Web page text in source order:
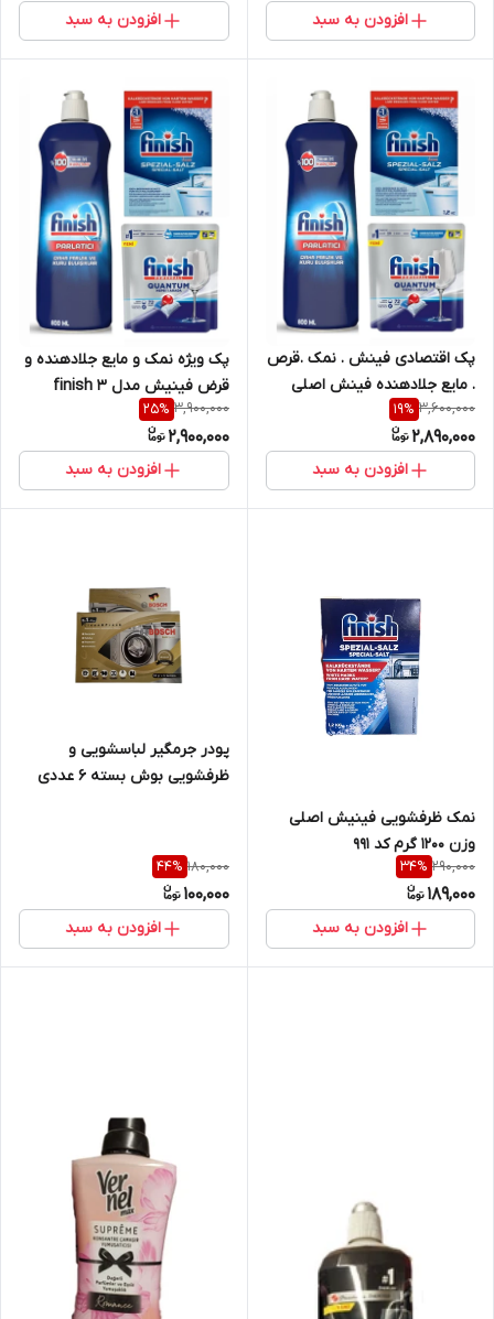
افزودن به سبد افزودن به سبد
پک اقتصادی فینش . نمک .قرص
. مایع جلادهنده فینش اصلی
3,600,000
19%
2,890,000
افزودن به سبد
پک ویژه نمک و مایع جلادهنده و
قرض فینیش مدل finish 3
3,900,000
25%
2,900,000
افزودن به سبد
نمک ظرفشویی فینیش اصلی
وزن ۱۲۰۰ گرم کد 991
290,000
34%
189,000
افزودن به سبد
پودر جرمگیر لباسشویی و
ظرفشویی بوش بسته ۶ عددی
180,000
44%
100,000
افزودن به سبد